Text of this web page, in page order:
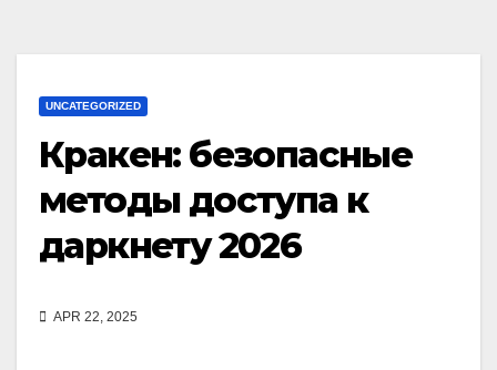
UNCATEGORIZED
Кракен: безопасные
методы доступа к
даркнету 2026
APR 22, 2025